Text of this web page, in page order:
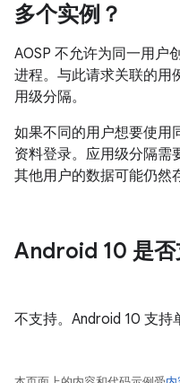
多个实例？
AOSP 不允许为同一用户
进程。与此请求关联的用
用级分隔。
如果不同的用户想要使用
资料登录。应用级分隔需
其他用户的数据可能仍然
Android 10 是否
不支持。Android 10 支持